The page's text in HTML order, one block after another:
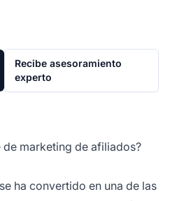
Recibe asesoramiento
experto
marketing de afiliados?
ha convertido en una de las